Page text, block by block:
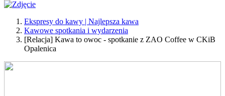
Ekspresy do kawy | Najlepsza kawa
Kawowe spotkania i wydarzenia
[Relacja] Kawa to owoc - spotkanie z ZAO Coffee w CKiB
Opalenica